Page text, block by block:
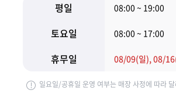
평일 08:00 ~ 19:00
토요일 08:00 ~ 17:00
휴무일 08/09(일), 08/
일요일/공휴일 운영 여부는 매장 사정에 따라